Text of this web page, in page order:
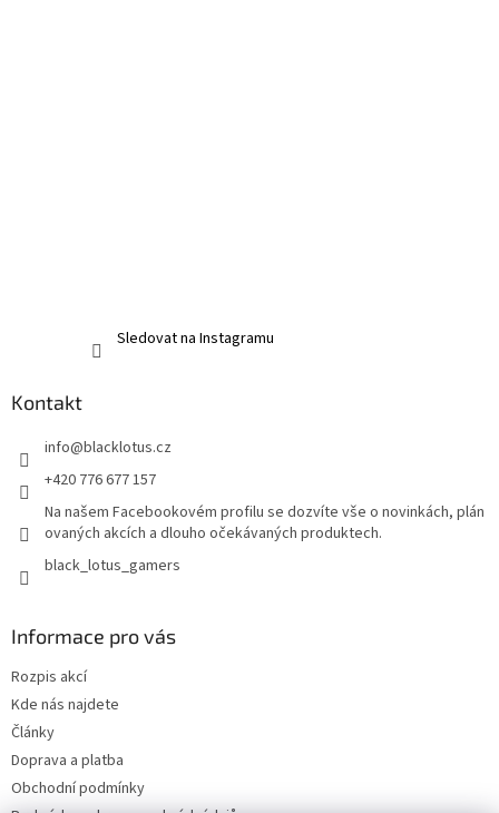
Sledovat na Instagramu
Kontakt
info@blacklotus.cz
+420 776 677 157
Na našem Facebookovém profilu se dozvíte vše o novinkách, plán
ovaných akcích a dlouho očekávaných produktech.
black_lotus_gamers
Informace pro vás
Rozpis akcí
Kde nás najdete
Články
Doprava a platba
Obchodní podmínky